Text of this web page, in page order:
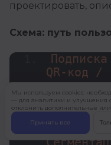
проектировать,
Схема: путь
Подписка
QR-код /
↓
Мы используем cookies:
— для аналитики и улучшения
отклонить дополнительные
Принять все